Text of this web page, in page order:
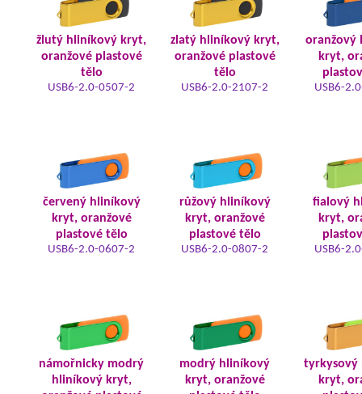
žlutý hliníkový kryt,
oranžové plastové
tělo
USB6-2.0-0507-2
zlatý hliníkový kryt,
oranžové plastové
tělo
USB6-2.0-2107-2
oranžový
kryt,
USB6-
červený hliníkový
kryt, oranžové
plastové tělo
USB6-2.0-0607-2
růžový hliníkový
kryt, oranžové
plastové tělo
USB6-2.0-0807-2
fialový
kryt,
USB6-
námořnicky modrý
hliníkový kryt,
modrý hliníkový
kryt, oranžové
tyrkysový
kryt,